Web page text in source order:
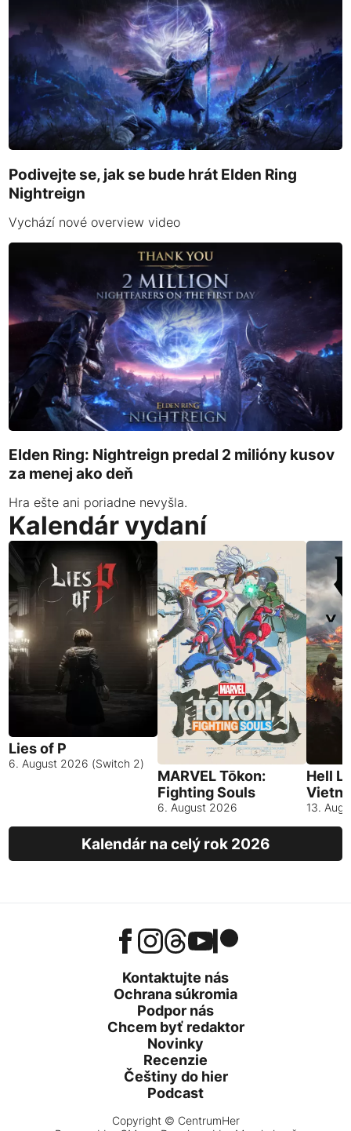
Podivejte se, jak se bude hrát Elden Ring
Nightreign
Vychází nové overview video
Elden Ring: Nightreign predal 2 milióny kusov
za menej ako deň
Hra ešte ani poriadne nevyšla.
Kalendár vydaní
Lies of P
6. August 2026 (Switch 2)
MARVEL Tōkon:
Fighting Souls
6. August 2026
Hell
13.
Kalendár na celý rok 2026
Kontaktujte nás
Ochrana súkromia
Podpor nás
Chcem byť redaktor
Novinky
Recenzie
Češtiny do hier
Podcast
Copyright © CentrumHer